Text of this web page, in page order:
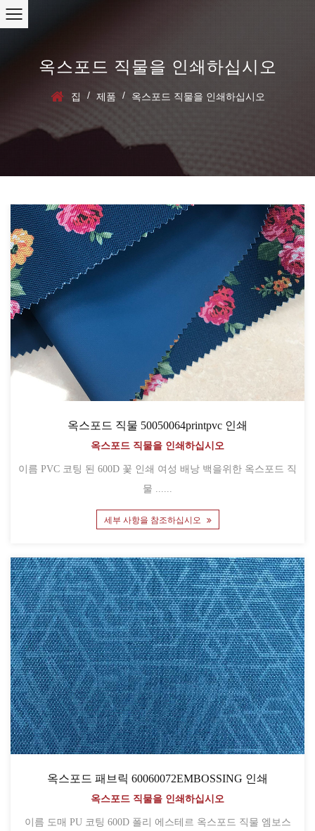
옥스포드 직물을 인쇄하십시오
집 / 제품 / 옥스포드 직물을 인쇄하십시오
옥스포드 직물 50050064printpvc 인쇄
옥스포드 직물을 인쇄하십시오
이름 PVC 코팅 된 600D 꽃 인쇄 여성 배낭 백을위한 옥스포드 직
물 ......
세부 사항을 참조하십시오
옥스포드 패브릭 60060072EMBOSSING 인쇄
옥스포드 직물을 인쇄하십시오
이름 도매 PU 코팅 600D 폴리 에스테르 옥스포드 직물 엠보스